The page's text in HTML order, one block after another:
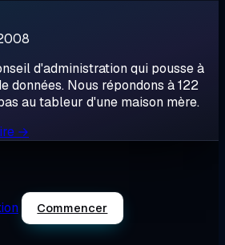
d'administration qui pousse à
données. Nous répondons à 122
au tableur d'une maison mère.
→
Commencer